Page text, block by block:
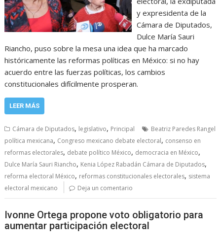
y expresidenta de la
Cámara de Diputados,
Dulce María Sauri
Riancho, puso sobre la mesa una idea que ha marcado
históricamente las reformas políticas en México: si no hay
acuerdo entre las fuerzas políticas, los cambios
constitucionales difícilmente prosperan.
LEER MÁS
Cámara de Diputados, legislativo, Principal
Beatriz Paredes Rangel
política mexicana, Congreso mexicano debate electoral, consenso en
reformas electorales, debate político México, democracia en México,
Dulce María Sauri Riancho, Kenia López Rabadán Cámara de Diputados,
reforma electoral México, reformas constitucionales electorales, sistema
electoral mexicano
Deja un comentario
Ivonne Ortega propone voto obligatorio para
aumentar participación electoral